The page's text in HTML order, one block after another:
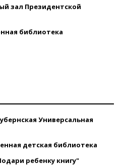
зал Президентской
библиотека
Универсальная
детская библиотека
ребенку книгу"